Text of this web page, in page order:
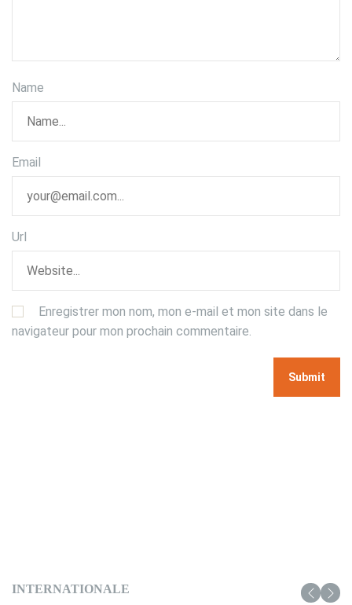
Name
Email
Url
Enregistrer mon nom, mon e-mail et mon site dans le
navigateur pour mon prochain commentaire.
INTERNATIONALE